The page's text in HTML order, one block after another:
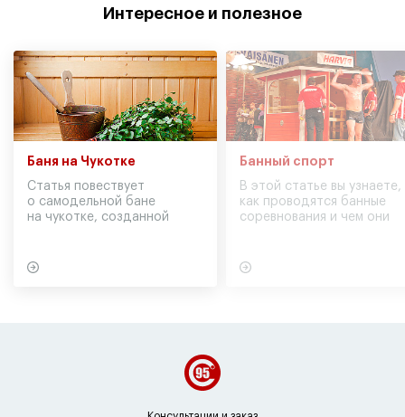
Интересное и полезное
Баня на Чукотке
Статья повествует
о самодельной бане
на чукотке, созданной
Банный спорт
В этой статье вы узнаете,
как проводятся банные
соревнования и чем они